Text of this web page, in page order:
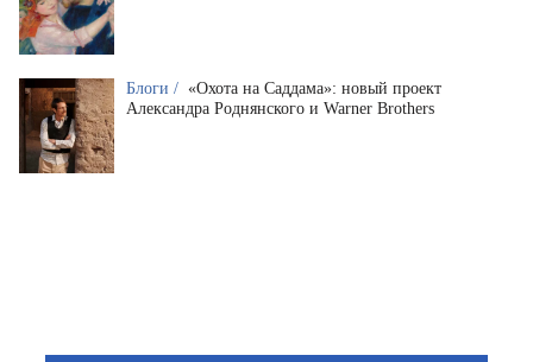
Блоги / «Охота на Саддама»: новый проект
Александра Роднянского и Warner Brothers